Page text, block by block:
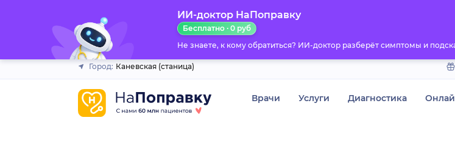
ИИ-доктор НаПоправку
Бесплатно · 0 руб
Не знаете, к кому обратиться? ИИ-доктор разберёт симптомы и
Город: Каневская (станица)
Врачи Услуги Диагностика